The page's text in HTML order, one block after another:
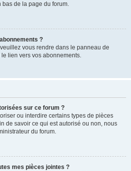
bas de la page du forum.
?
vous rendre dans le panneau de
lien vers vos abonnements.
sur ce forum ?
ou interdire certains types de pièces
de savoir ce qui est autorisé ou non, nous
du forum.
mes pièces jointes ?